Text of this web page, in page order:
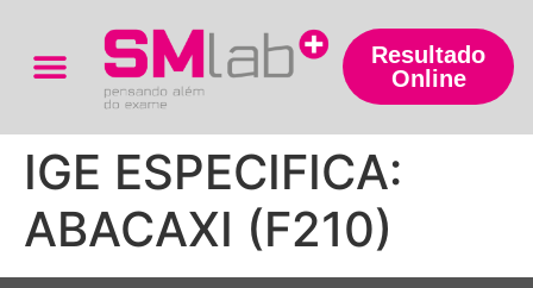
Resultado
Online
IGE ESPECIFICA:
ABACAXI (F210)